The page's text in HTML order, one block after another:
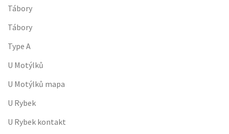
Tábory
Tábory
Type A
U Motýlků
U Motýlků mapa
U Rybek
U Rybek kontakt